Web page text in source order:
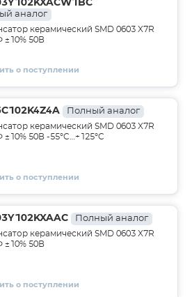
аналог
керамический SMD 0603 X7R
±10% 50В
о поступлении
Полный аналог
керамический SMD 0603 X7R
±10% 50В -55°C…+125°C
о поступлении
Полный аналог
керамический SMD 0603 X7R
±10% 50В
о поступлении